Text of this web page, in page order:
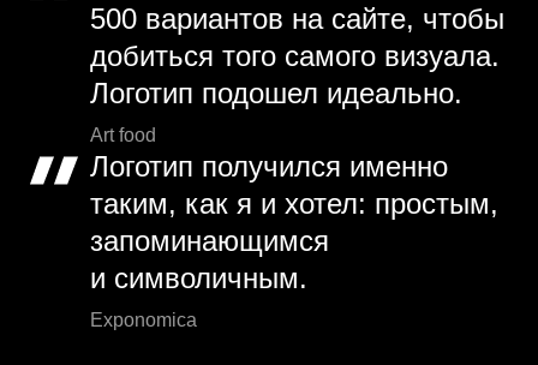
500 вариантов на сайте, чтобы
добиться того самого визуала.
Логотип подошел идеально.
Art food
Логотип получился именно
таким, как я и хотел: простым,
запоминающимся
и символичным.
Exponomica